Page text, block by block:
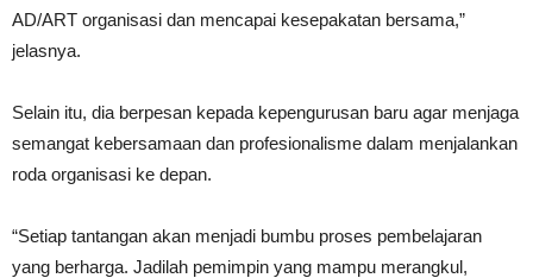
AD/ART organisasi dan mencapai kesepakatan bersama,”
jelasnya.
Selain itu, dia berpesan kepada kepengurusan baru agar menjaga
semangat kebersamaan dan profesionalisme dalam menjalankan
roda organisasi ke depan.
“Setiap tantangan akan menjadi bumbu proses pembelajaran
yang berharga. Jadilah pemimpin yang mampu merangkul,